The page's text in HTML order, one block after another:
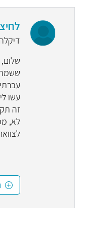
דיקלה
ששמה
עשו
זה
לא,